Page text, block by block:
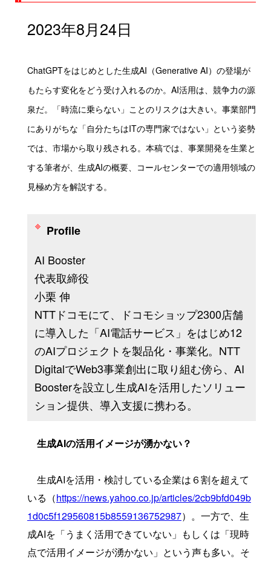
2023年8月24日
ChatGPTをはじめとした生成AI（Generative AI）の登場が
もたらす変化をどう受け入れるのか。AI活用は、競争力の源
泉だ。「時流に乗らない」ことのリスクは大きい。事業部門
にありがちな「自分たちはITの専門家ではない」という姿勢
では、市場から取り残される。本稿では、事業開発を生業と
する筆者が、生成AIの概要、コールセンターでの適用領域の
見極め方を解説する。
Profile
AI Booster
代表取締役
小栗 伸
NTTドコモにて、ドコモショップ2300店舗
に導入した「AI電話サービス」をはじめ12
のAIプロジェクトを製品化・事業化。NTT
DigitalでWeb3事業創出に取り組む傍ら、AI
Boosterを設立し生成AIを活用したソリュー
ション提供、導入支援に携わる。
生成AIの活用イメージが湧かない？
生成AIを活用・検討している企業は６割を超えて
いる（https://news.yahoo.co.jp/articles/2cb9bfd049b
1d0c5f129560815b8559136752987）。一方で、生
成AIを「うまく活用できていない」もしくは「現時
点で活用イメージが湧かない」という声も多い。そ